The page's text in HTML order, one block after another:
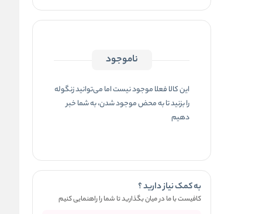
ناموجود
این کالا فعلا موجود نیست اما می‌توانید زنگوله
را بزنید تا به محض موجود شدن، به شما خبر
دهیم
به کمک نیاز دارید ؟
کافیست با ما در میان بگذارید تا شما را راهنمایی کنیم